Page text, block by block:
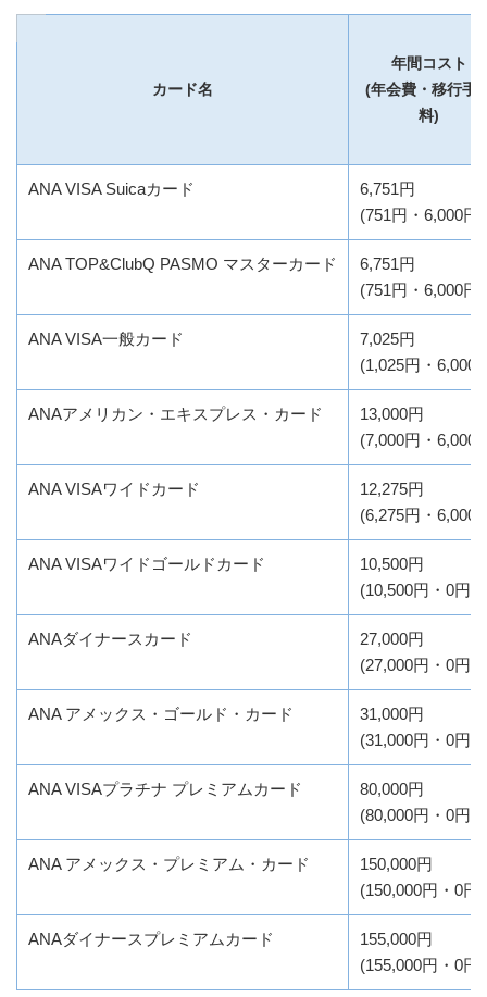
カード名
年間コスト
(年会費・移行手
料)
ANA VISA Suicaカード
6,751円
(751円・6,000円)
ANA TOP&ClubQ PASMO マスターカード
6,751円
(751円・6,000円)
ANA VISA一般カード
7,025円
(1,025円・6,000
ANAアメリカン・エキスプレス・カード
13,000円
(7,000円・6,000
ANA VISAワイドカード
12,275円
(6,275円・6,000
ANA VISAワイドゴールドカード
10,500円
(10,500円・0円)
ANAダイナースカード
27,000円
(27,000円・0円)
ANA アメックス・ゴールド・カード
31,000円
(31,000円・0円)
ANA VISAプラチナ プレミアムカード
80,000円
(80,000円・0円)
ANA アメックス・プレミアム・カード
150,000円
(150,000円・0円)
ANAダイナースプレミアムカード
155,000円
(155,000円・0円)